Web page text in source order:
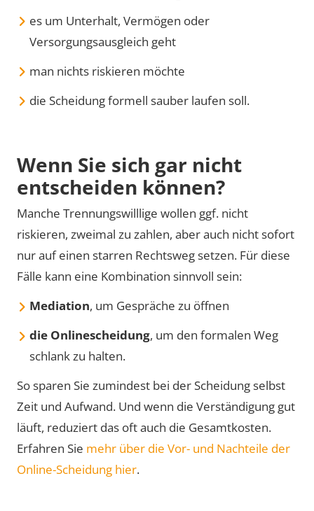
es um Unterhalt, Vermögen oder
Versorgungsausgleich geht
man nichts riskieren möchte
die Scheidung formell sauber laufen soll.
Wenn Sie sich gar nicht
entscheiden können?
Manche Trennungswilllige wollen ggf. nicht
riskieren, zweimal zu zahlen, aber auch nicht sofort
nur auf einen starren Rechtsweg setzen. Für diese
Fälle kann eine Kombination sinnvoll sein:
Mediation, um Gespräche zu öffnen
die Onlinescheidung, um den formalen Weg
schlank zu halten.
So sparen Sie zumindest bei der Scheidung selbst
Zeit und Aufwand. Und wenn die Verständigung gut
läuft, reduziert das oft auch die Gesamtkosten.
Erfahren Sie mehr über die Vor- und Nachteile der
Online-Scheidung hier.